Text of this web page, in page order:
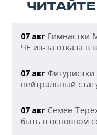
07 авг Гимнастки
ЧЕ из-за отказа в
07 авг
нейтральный
07 авг Семен
быть в основном